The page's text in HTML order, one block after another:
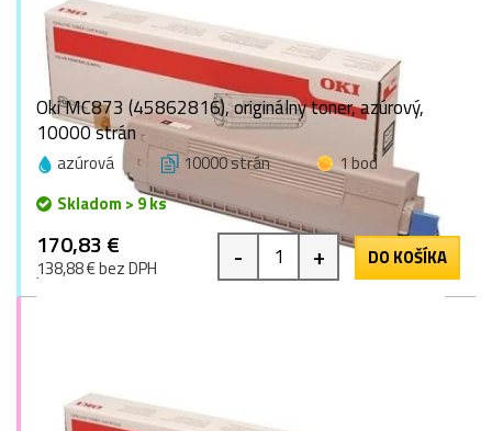
Oki MC873 (45862816), originálny toner, azúrový,
10000 strán
azúrová 10000 strán
1 bod
Skladom > 9 ks
170,83 €
138,88 € bez DPH - + DO KOŠÍKA